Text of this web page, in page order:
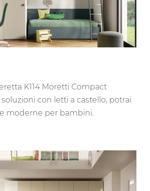
K114 Moretti Compact
con letti a castello, potrai
moderne per bambini.